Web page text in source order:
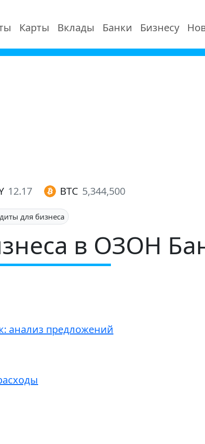
Карты Вклады Банки Бизнесу
12.17 BTC 5,344,500
для бизнеса
в ОЗОН
анализ предложений